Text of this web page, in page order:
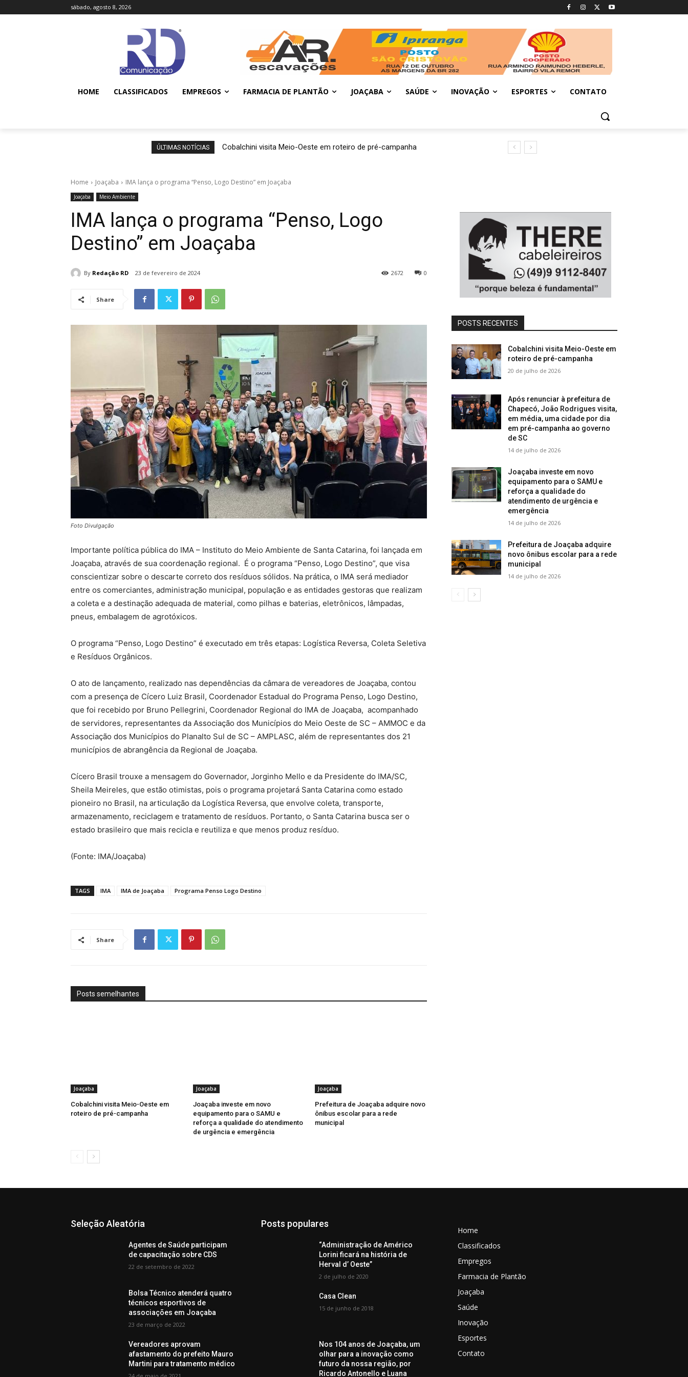
sábado, agosto 8, 2026
HOME CLASSIFICADOS EMPREGOS FARMACIA DE PLANTÃO JOAÇABA SAÚDE INOVAÇÃO ESPORTES CONTATO
ÚLTIMAS NOTÍCIAS Cobalchini visita Meio-Oeste em roteiro de pré-campanha
Home Joaçaba IMA lança o programa “Penso, Logo Destino” em Joaçaba
Joaçaba Meio Ambiente
IMA lança o programa “Penso, Logo
Destino” em Joaçaba
By Redação RD 23 de fevereiro de 2024 0
2672
Share
Foto Divulgação
Importante política pública do IMA – Instituto do Meio Ambiente de Santa Catarina, foi lançada em
Joaçaba, através de sua coordenação regional. É o programa “Penso, Logo Destino”, que visa
conscientizar sobre o descarte correto dos resíduos sólidos. Na prática, o IMA será mediador
entre os comerciantes, administração municipal, população e as entidades gestoras que realizam
a coleta e a destinação adequada de material, como pilhas e baterias, eletrônicos, lâmpadas,
pneus, embalagem de agrotóxicos.
O programa “Penso, Logo Destino” é executado em três etapas: Logística Reversa, Coleta Seletiva
e Resíduos Orgânicos.
O ato de lançamento, realizado nas dependências da câmara de vereadores de Joaçaba, contou
com a presença de Cícero Luiz Brasil, Coordenador Estadual do Programa Penso, Logo Destino,
que foi recebido por Bruno Pellegrini, Coordenador Regional do IMA de Joaçaba, acompanhado
de servidores, representantes da Associação dos Municípios do Meio Oeste de SC – AMMOC e da
Associação dos Municípios do Planalto Sul de SC – AMPLASC, além de representantes dos 21
municípios de abrangência da Regional de Joaçaba.
Cícero Brasil trouxe a mensagem do Governador, Jorginho Mello e da Presidente do IMA/SC,
Sheila Meireles, que estão otimistas, pois o programa projetará Santa Catarina como estado
pioneiro no Brasil, na articulação da Logística Reversa, que envolve coleta, transporte,
armazenamento, reciclagem e tratamento de resíduos. Portanto, o Santa Catarina busca ser o
estado brasileiro que mais recicla e reutiliza e que menos produz resíduo.
(Fonte: IMA/Joaçaba)
TAGS IMA IMA de Joaçaba Programa Penso Logo Destino
Share
Posts semelhantes
Joaçaba
Cobalchini visita Meio-Oeste em
roteiro de pré-campanha
Joaçaba
Joaçaba investe em novo
equipamento para o SAMU e
reforça a qualidade do atendimento
de urgência e emergência
Joaçaba
Prefeitura de Joaçaba adquire novo
ônibus escolar para a rede
municipal
POSTS RECENTES
Cobalchini visita Meio-Oeste em
roteiro de pré-campanha
20 de julho de 2026
Após renunciar à prefeitura de
Chapecó, João Rodrigues visita,
em média, uma cidade por dia
em pré-campanha ao governo
de SC
14 de julho de 2026
Joaçaba investe em novo
equipamento para o SAMU e
reforça a qualidade do
atendimento de urgência e
emergência
14 de julho de 2026
Prefeitura de Joaçaba adquire
novo ônibus escolar para a rede
municipal
14 de julho de 2026
Seleção Aleatória
Agentes de Saúde participam
de capacitação sobre CDS
22 de setembro de 2022
Bolsa Técnico atenderá quatro
técnicos esportivos de
associações em Joaçaba
23 de março de 2022
Vereadores aprovam
afastamento do prefeito Mauro
Martini para tratamento médico
Posts populares
“Administração de Américo
Lorini ficará na história de
Herval d’ Oeste”
2 de julho de 2020
Casa Clean
15 de junho de 2018
Nos 104 anos de Joaçaba, um
olhar para a inovação como
futuro da nossa região, por
Ricardo Antonello e Luana
Home
Classificados
Empregos
Farmacia de Plantão
Joaçaba
Saúde
Inovação
Esportes
Contato